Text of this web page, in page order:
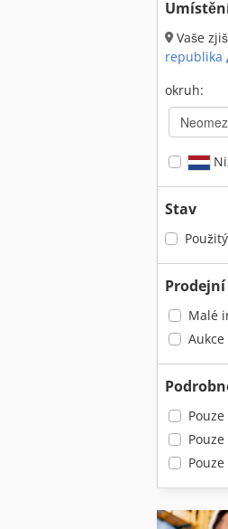
Vaše
republika
okruh:
Stav
Použitý
Malé
Aukce